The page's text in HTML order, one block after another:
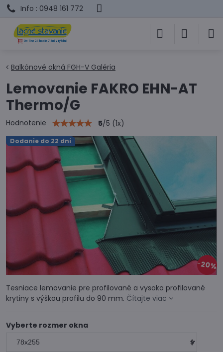
Info : 0948 161 772
Dodanie do 22 dní
20%
Balkónové okná FGH-V Galéria
Lemovanie FAKRO EHN-AT
Thermo/G
Hodnotenie 5/5 (1x)
Tesniace lemovanie pre profilované a vysoko profilované
krytiny s výškou profilu do 90 mm. Čítajte viac
Vyberte rozmer okna